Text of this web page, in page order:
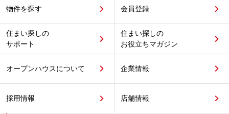
物件を探す 会員登録
住まい探しの
サポート
住まい探しの
お役立ちマガジン
オープンハウスについて 企業情報
採用情報 店舗情報